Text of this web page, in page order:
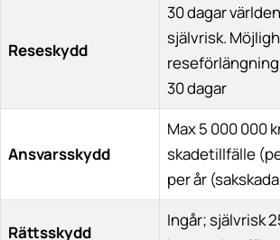
Reseskydd
30 dagar
självrisk.
30 dagar
Ansvarsskydd
Max 5 000 000
skadetillfälle
per år
Rättsskydd
Ingår; självrisk